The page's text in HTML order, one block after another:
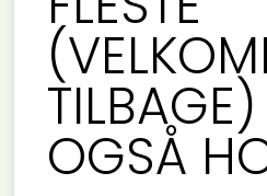
OGSÅ